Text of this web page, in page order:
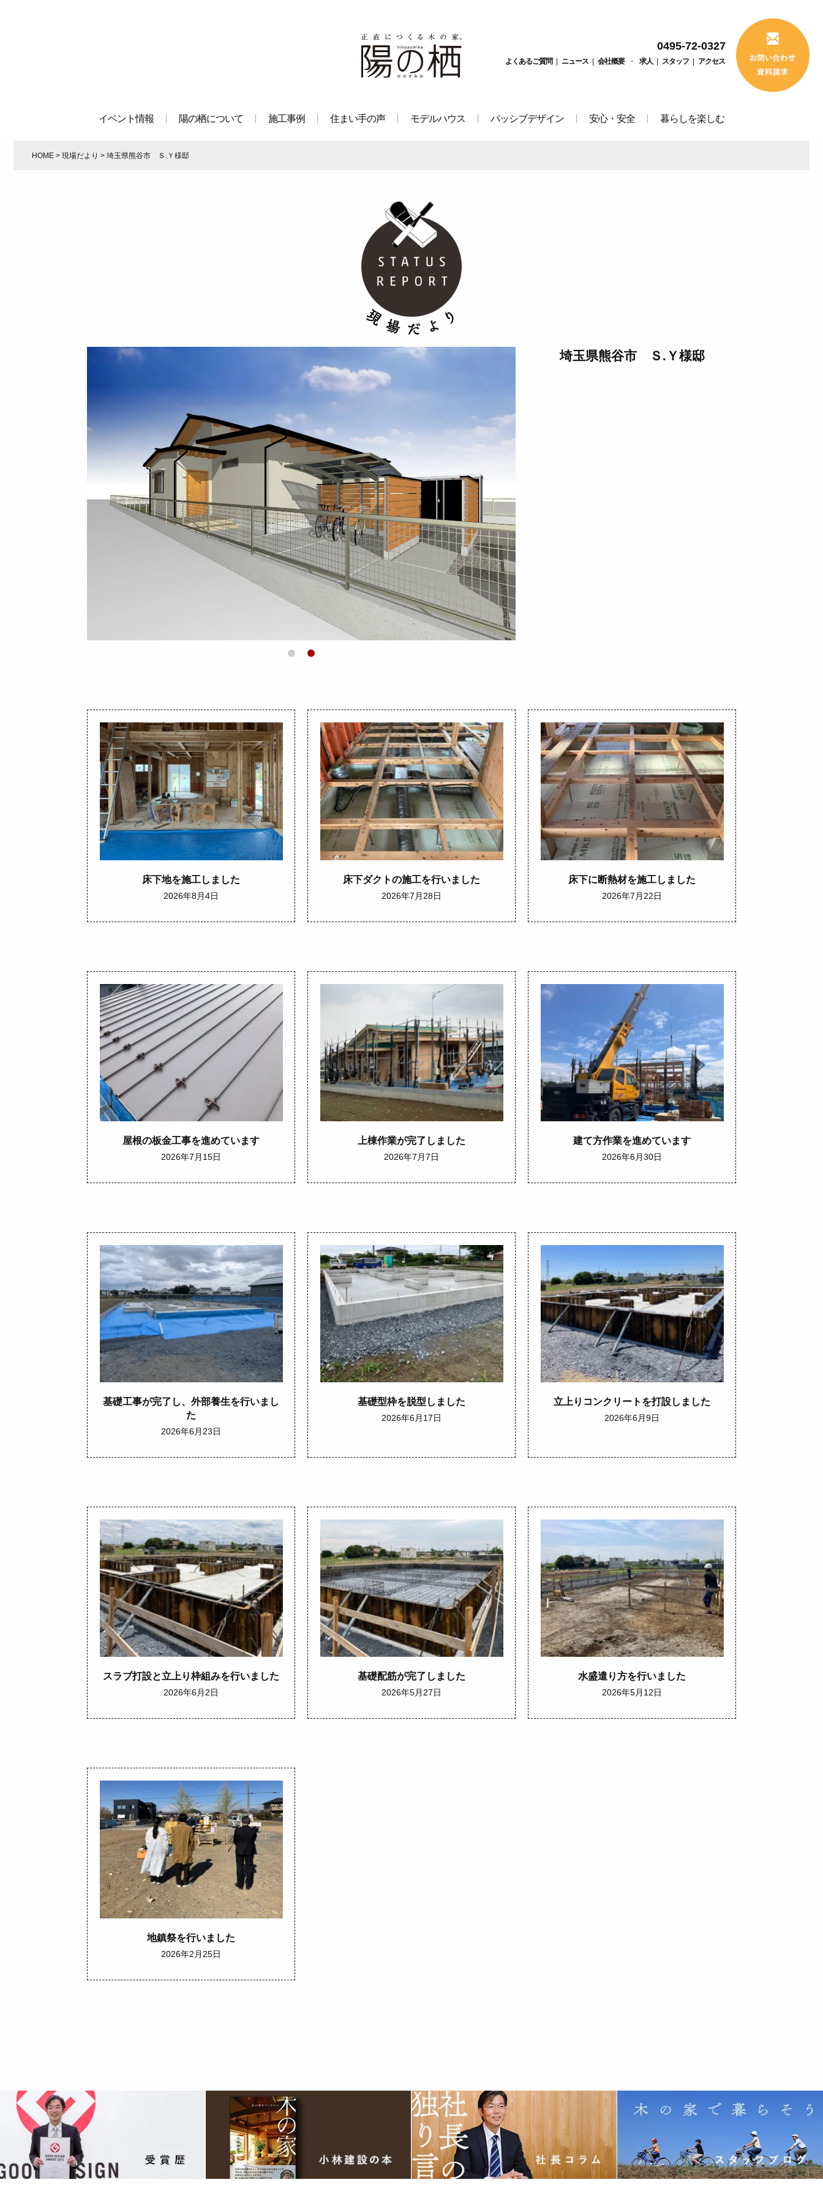
0495-72-0327
よくあるご質問 ニュース 会社概要 ・ 求人 スタッフ アクセス
イベント情報 陽の栖について 施工事例 住まい手の声 モデルハウス パッシブデザイン 安心・安全 暮らしを楽しむ
HOME > 現場だより > 埼玉県熊谷市 Ｓ.Ｙ様邸
埼玉県熊谷市 Ｓ.Ｙ様邸
床下地を施工しました
2026年8月4日
床下ダクトの施工を行いました
2026年7月28日
床下に断熱材を施工しました
2026年7月22日
屋根の板金工事を進めています
2026年7月15日
上棟作業が完了しました
2026年7月7日
建て方作業を進めています
2026年6月30日
基礎工事が完了し、外部養生を行いまし
た
2026年6月23日
基礎型枠を脱型しました
2026年6月17日
立上りコンクリートを打設しました
2026年6月9日
スラブ打設と立上り枠組みを行いました
2026年6月2日
基礎配筋が完了しました
2026年5月27日
水盛遣り方を行いました
2026年5月12日
地鎮祭を行いました
2026年2月25日